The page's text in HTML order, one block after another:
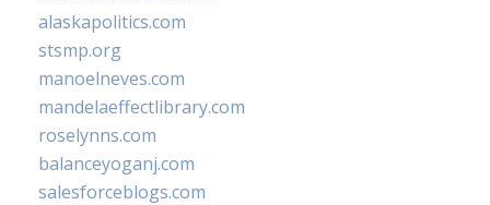
alaskapolitics.com
stsmp.org
manoelneves.com
mandelaeffectlibrary.com
roselynns.com
balanceyoganj.com
salesforceblogs.com